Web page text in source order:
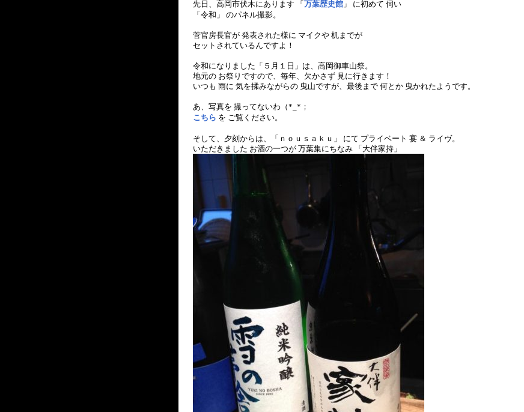
先日、高岡市伏木にあります 「 万葉歴史館 」 に初めて 伺い
「令和」 のパネル撮影。
菅官房長官が 発表された様に マイクや 机までが
セットされているんですよ！
令和になりました「５月１日」は、高岡御車山祭。
地元の お祭りですので、毎年、欠かさず 見に行きます！
いつも 雨に 気を揉みながらの 曳山ですが、最後まで 何とか 曳かれたようです。
あ、写真を 撮ってないわ（*_*；
こちら を ご覧ください。
そして、夕刻からは、「ｎｏｕｓａｋｕ」 にて プライベート 宴 ＆ ライヴ。
いただきました お酒の一つが 万葉集にちなみ 「大伴家持」